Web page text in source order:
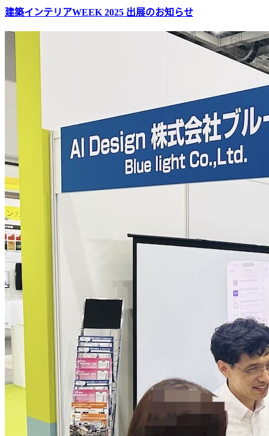
建築インテリアWEEK 2025 出展のお知らせ